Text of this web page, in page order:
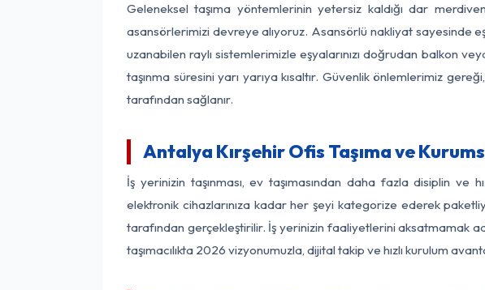
Geleneksel taşıma yöntemlerinin yetersiz kaldığı dar
asansörlerimizi devreye alıyoruz. Asansörlü nakliyat sayesinde
uzanabilen raylı sistemlerimizle eşyalarınızı doğrudan balkon
taşınma süresini yarı yarıya kısaltır. Güvenlik önlemlerimiz
tarafından sağlanır.
Antalya Kırşehir Ofis Taşıma ve
İş yerinizin taşınması, ev taşımasından daha fazla disiplin ve
elektronik cihazlarınıza kadar her şeyi kategorize ederek
tarafından gerçekleştirilir. İş yerinizin faaliyetlerini aksatmamak
taşımacılıkta 2026 vizyonumuzla, dijital takip ve hızlı kurulum